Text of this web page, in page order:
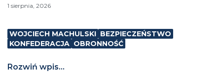
1 sierpnia, 2026
WOJCIECH MACHULSKI BEZPIECZEŃSTWO
KONFEDERACJA OBRONNOŚĆ
Rozwiń wpis...